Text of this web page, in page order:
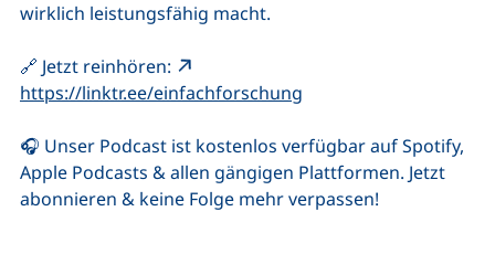
wirklich leistungsfähig macht.
🔗 Jetzt reinhören:
https://linktr.ee/einfachforschung
🎧 Unser Podcast ist kostenlos verfügbar auf Spotify,
Apple Podcasts & allen gängigen Plattformen. Jetzt
abonnieren & keine Folge mehr verpassen!